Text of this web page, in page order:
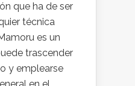
que ha de ser
técnica
es un
trascender
y emplearse